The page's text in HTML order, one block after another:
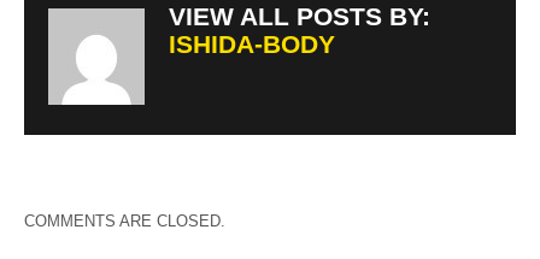
VIEW ALL POSTS BY:
ISHIDA-BODY
COMMENTS ARE CLOSED.